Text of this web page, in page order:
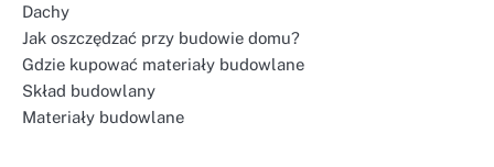
Dachy
Jak oszczędzać przy budowie domu?
Gdzie kupować materiały budowlane
Skład budowlany
Materiały budowlane